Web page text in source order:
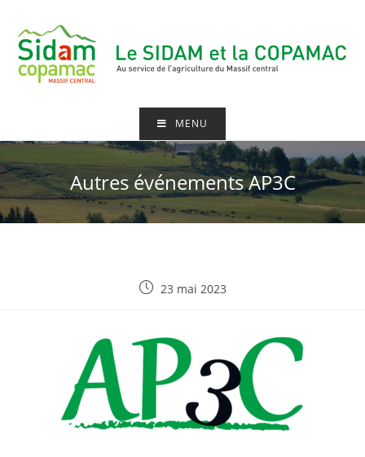
MENU
Autres événements AP3C
23 mai 2023